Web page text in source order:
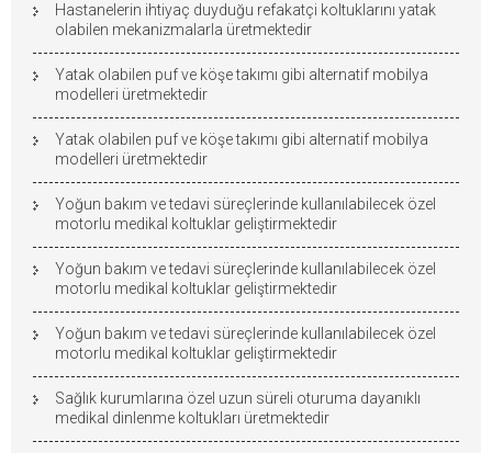
Hastanelerin ihtiyaç duyduğu refakatçi koltuklarını yatak
olabilen mekanizmalarla üretmektedir
Yatak olabilen puf ve köşe takımı gibi alternatif mobilya
modelleri üretmektedir
Yatak olabilen puf ve köşe takımı gibi alternatif mobilya
modelleri üretmektedir
Yoğun bakım ve tedavi süreçlerinde kullanılabilecek özel
motorlu medikal koltuklar geliştirmektedir
Yoğun bakım ve tedavi süreçlerinde kullanılabilecek özel
motorlu medikal koltuklar geliştirmektedir
Yoğun bakım ve tedavi süreçlerinde kullanılabilecek özel
motorlu medikal koltuklar geliştirmektedir
Sağlık kurumlarına özel uzun süreli oturuma dayanıklı
medikal dinlenme koltukları üretmektedir